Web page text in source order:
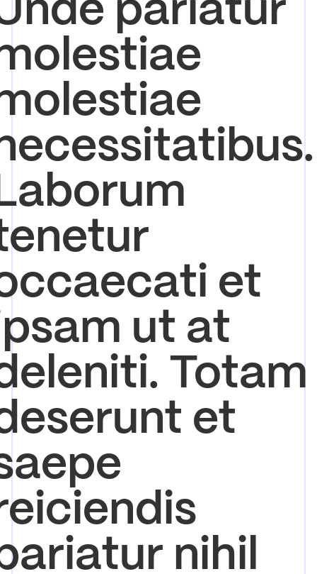
et
ut at
Totam
et
nihil